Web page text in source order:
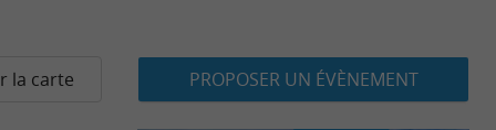
la carte PROPOSER UN ÉVÈNEMENT